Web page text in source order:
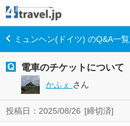
ミュンヘン(ドイツ) のQ&A一覧
電車のチケットについて
かふぇ さん
投稿日：2025/08/26 [締切済]